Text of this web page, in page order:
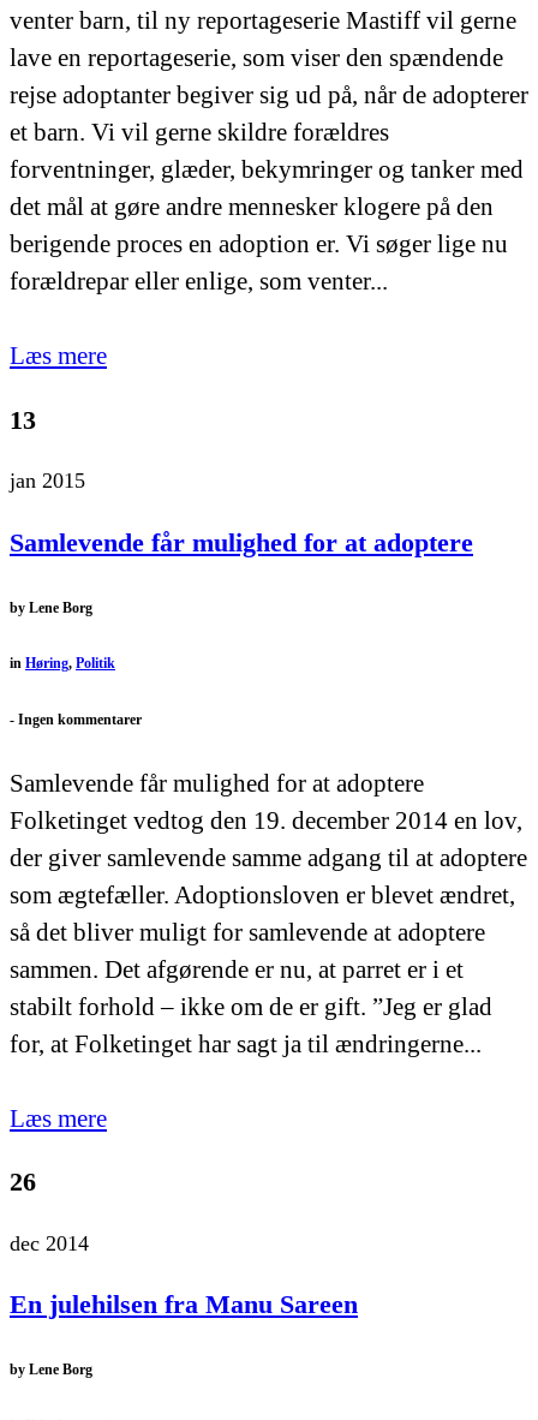
venter barn, til ny reportageserie Mastiff vil gerne
lave en reportageserie, som viser den spændende
rejse adoptanter begiver sig ud på, når de adopterer
et barn. Vi vil gerne skildre forældres
forventninger, glæder, bekymringer og tanker med
det mål at gøre andre mennesker klogere på den
berigende proces en adoption er. Vi søger lige nu
forældrepar eller enlige, som venter...
Læs mere
13
jan 2015
Samlevende får mulighed for at adoptere
by Lene Borg
in Høring, Politik
- Ingen kommentarer
Samlevende får mulighed for at adoptere
Folketinget vedtog den 19. december 2014 en lov,
der giver samlevende samme adgang til at adoptere
som ægtefæller. Adoptionsloven er blevet ændret,
så det bliver muligt for samlevende at adoptere
sammen. Det afgørende er nu, at parret er i et
stabilt forhold – ikke om de er gift. ”Jeg er glad
for, at Folketinget har sagt ja til ændringerne...
Læs mere
26
dec 2014
En julehilsen fra Manu Sareen
by Lene Borg